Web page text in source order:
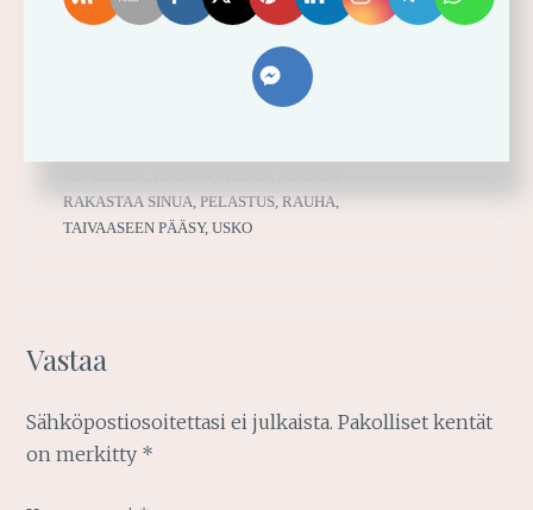
2019-05-28
RAKASTAA SINUA ,PELASTUS ,RAUHA
TAIVAASEEN PÄÄSY,USKO
Vastaa
Sähköpostiosoitettasi ei julkaista. Pakolliset kentät
on merkitty *